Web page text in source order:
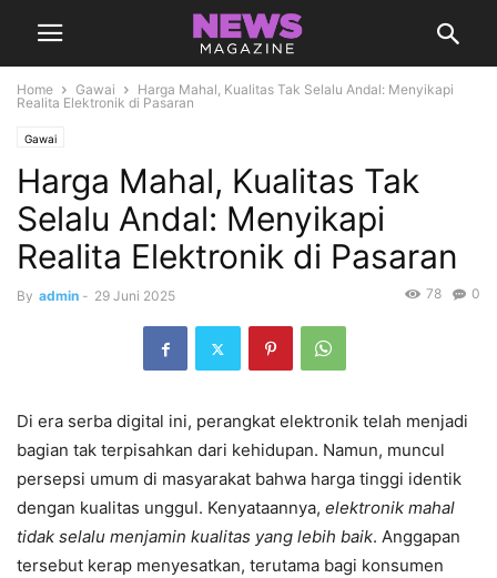
Home Gawai
Harga Mahal, Kualitas Tak Selalu Andal: Menyikapi
Realita Elektronik di Pasaran
Gawai
Harga Mahal, Kualitas Tak
Selalu Andal: Menyikapi
Realita Elektronik di Pasaran
By admin - 29 Juni 2025 0
78
Di era serba digital ini, perangkat elektronik telah menjadi
bagian tak terpisahkan dari kehidupan. Namun, muncul
persepsi umum di masyarakat bahwa harga tinggi identik
dengan kualitas unggul. Kenyataannya, elektronik mahal
tidak selalu menjamin kualitas yang lebih baik. Anggapan
tersebut kerap menyesatkan, terutama bagi konsumen